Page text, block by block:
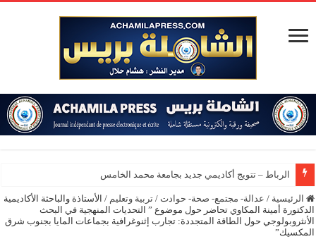
الرباط – تتويج أكاديمي جديد بجامعة محمد الخامس
الرئيسية / عدالة- مجتمع- صحة- حوادت / تربية وتعليم / الأستاذة والباحثة الأكاديمية
الدكتورة أمينة المكاوي تحاضر حول موضوع ” التحديات المنهجية في البحث
الأنثروبولوجي حول الطاقة المتجددة: تجارب إثنوغرافية بجماعات المايا بجنوب شرق
المكسيك”